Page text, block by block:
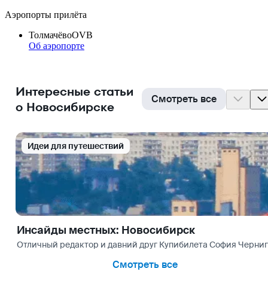
Аэропорты прилёта
ТолмачёвоOVB
Об аэропорте
Интересные статьи
о Новосибирске
Смотреть все
Идеи для путешествий
Инсайды местных: Новосибирск
Отличный редактор и давний друг Купибилета София
Смотреть все